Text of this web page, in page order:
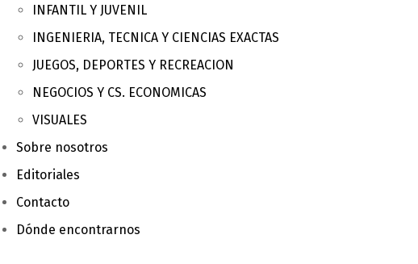
INFANTIL Y JUVENIL
INGENIERIA, TECNICA Y CIENCIAS EXACTAS
JUEGOS, DEPORTES Y RECREACION
NEGOCIOS Y CS. ECONOMICAS
VISUALES
Sobre nosotros
Editoriales
Contacto
Dónde encontrarnos